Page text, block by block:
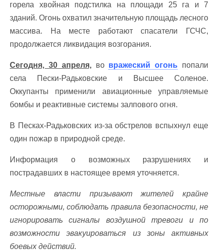
горела хвойная подстилка на площади 25 га и 7
зданий. Огонь охватил значительную площадь лесного
массива. На месте работают спасатели ГСЧС,
продолжается ликвидация возгорания.
Сегодня, 30 апреля,во вражеский огонь попали
села Пески-Радьковские и Высшее Соленое.
Оккупанты применили авиационные управляемые
бомбы и реактивные системы залпового огня.
В Песках-Радьковских из-за обстрелов вспыхнул еще
один пожар в природной среде.
Информация о возможных разрушениях и
пострадавших в настоящее время уточняется.
Местные власти призывают жителей крайне
осторожными, соблюдать правила безопасности, не
игнорировать сигналы воздушной тревоги и по
возможности эвакуироваться из зоны активных
боевых действий.